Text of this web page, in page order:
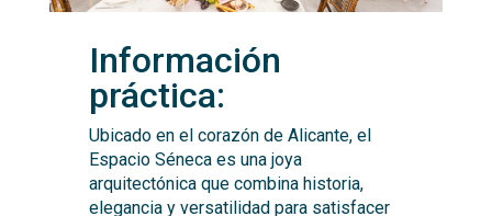
Información
práctica:
Ubicado en el corazón de Alicante, el
Espacio Séneca es una joya
arquitectónica que combina historia,
elegancia y versatilidad para satisfacer